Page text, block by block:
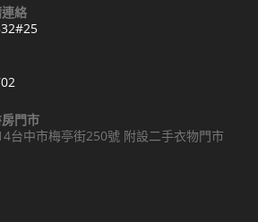
絡
門市
台中市梅亭街250號 附設二手衣物門市